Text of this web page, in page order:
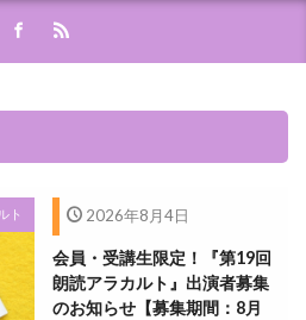
ト 2026年8月4日
会員・受講生限定！『第19回
朗読アラカルト』出演者募集
のお知らせ【募集期間：8月